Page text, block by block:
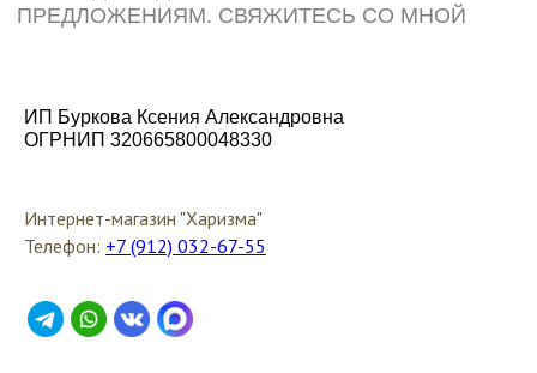
ИП Буркова Ксения Александровна
ОГРНИП 320665800048330
Интернет-магазин "Харизма"
Телефон: +7 (912) 032-67-55